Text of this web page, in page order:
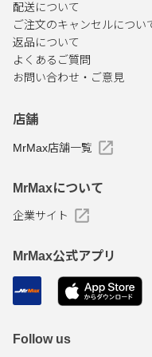
配送について
ご注文のキャンセルについ
返品について
よくあるご質問
お問い合わせ・ご意見
店舗
MrMax店舗一覧
MrMaxについて
企業サイト
MrMax公式アプリ
Follow us